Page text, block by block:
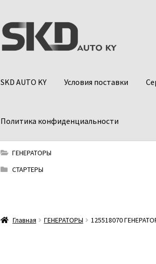
Перейти
к
навигации
Перейти
к
содержимому
SKD AUTO KY Условия поставки
Политика конфиденциальности
ГЕНЕРАТОРЫ
СТАРТЕРЫ
Главная ГЕНЕРАТОРЫ 125518070